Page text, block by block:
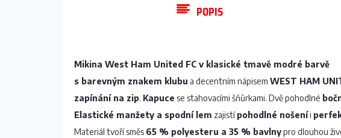
POPIS
Mikina West Ham United FC v klasické tmavě modré barvě
s barevným znakem klubu a decentním nápisem WEST HAM
zapínání na zip. Kapuce se stahovacími šňůrkami. Dvě pohodlné
Elastické manžety a spodní lem zajistípohodlné nošeníi
Materiál tvoří směs 65 % polyesteru a 35 % bavlnypro dlouhou